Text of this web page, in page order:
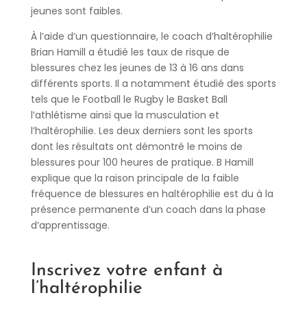
jeunes sont faibles.
À l’aide d’un questionnaire, le coach d’haltérophilie
Brian Hamill a étudié les taux de risque de
blessures chez les jeunes de 13 à 16 ans dans
différents sports. Il a notamment étudié des sports
tels que le Football le Rugby le Basket Ball
l’athlétisme ainsi que la musculation et
l’haltérophilie. Les deux derniers sont les sports
dont les résultats ont démontré le moins de
blessures pour 100 heures de pratique. B Hamill
explique que la raison principale de la faible
fréquence de blessures en haltérophilie est du à la
présence permanente d’un coach dans la phase
d’apprentissage.
Inscrivez votre enfant à
l’haltérophilie